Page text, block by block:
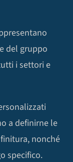
del gruppo
i settori e
a definirne le
nonché
specifico.